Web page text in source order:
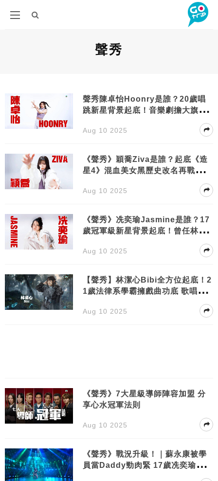
聲秀
聲秀陳卓怡Hoonry是誰？20歲唱
跳新星背景起底！音樂劇擔大旗舞
Aug 10 2025
《聲秀》穎喬Ziva是誰？起底《造
星4》混血美女黑歷史改名再戰追尋
Aug 10 2025
《聲秀》冼奕瑜Jasmine是誰？17
歲冠軍級新星背景起底！曾任林子
Aug 10 2025
【聲秀】林潔心Bibi全方位起底！2
1歲法律系學霸擁戲曲功底 歌唱實
Aug 10 2025
《聲秀》7大星級導師陣容加盟 分
享心水冠軍法則
Aug 10 2025
《聲秀》戰況升級！｜蘇永康被學
員當Daddy勁肉緊 17歲冼奕瑜驚人